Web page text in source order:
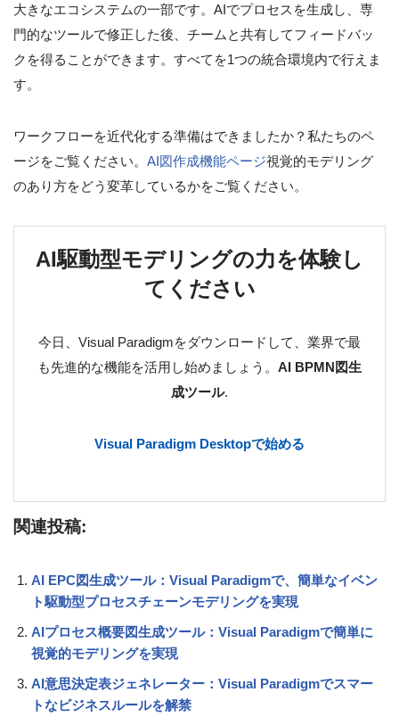
大きなエコシステムの一部です。AIでプロセスを生成し、専
門的なツールで修正した後、チームと共有してフィードバッ
クを得ることができます。すべてを1つの統合環境内で行えま
す。
ワークフローを近代化する準備はできましたか？私たちのペ
ージをご覧ください。 AI図作成機能ページ視覚的モデリング
のあり方をどう変革しているかをご覧ください。
AI駆動型モデリングの力を体験し
てください
今日、Visual Paradigmをダウンロードして、業界で最
も先進的な機能を活用し始めましょう。 AI BPMN図生
成ツール.
Visual Paradigm Desktopで始める
関連投稿:
AI EPC図生成ツール：Visual Paradigmで、簡単なイベン
ト駆動型プロセスチェーンモデリングを実現
AIプロセス概要図生成ツール：Visual Paradigmで簡単に
視覚的モデリングを実現
AI意思決定表ジェネレーター：Visual Paradigmでスマー
トなビジネスルールを解禁